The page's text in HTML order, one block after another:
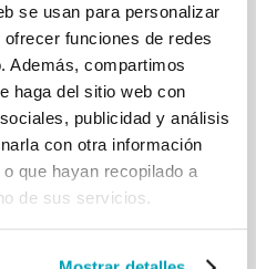
se usan para personalizar
funciones de redes
Además, compartimos
haga del sitio web con
publicidad y análisis
con otra información
que hayan recopilado a
de sus servicios.
a los que proceden de
de paso por el
al país, se
destruido todo.AVSI
variosproyectos de
IT), gracias a los fondos